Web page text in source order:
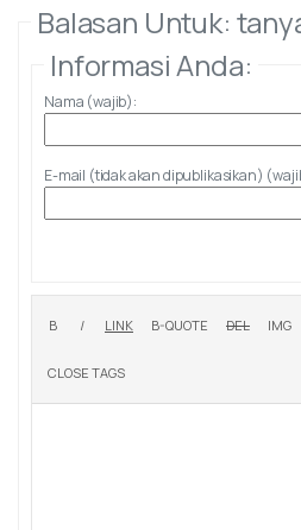
Balasan Untuk:
Informasi Anda:
Nama (wajib):
E-mail (tidak akan dipublikasikan)